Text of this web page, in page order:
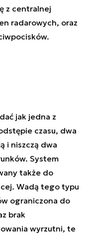
z centralnej
radarowych, oraz
jak jedna z
czasu, dwa
i niszczą dwa
System
także do
Wadą tego typu
ograniczona do
brak
wyrzutni, te